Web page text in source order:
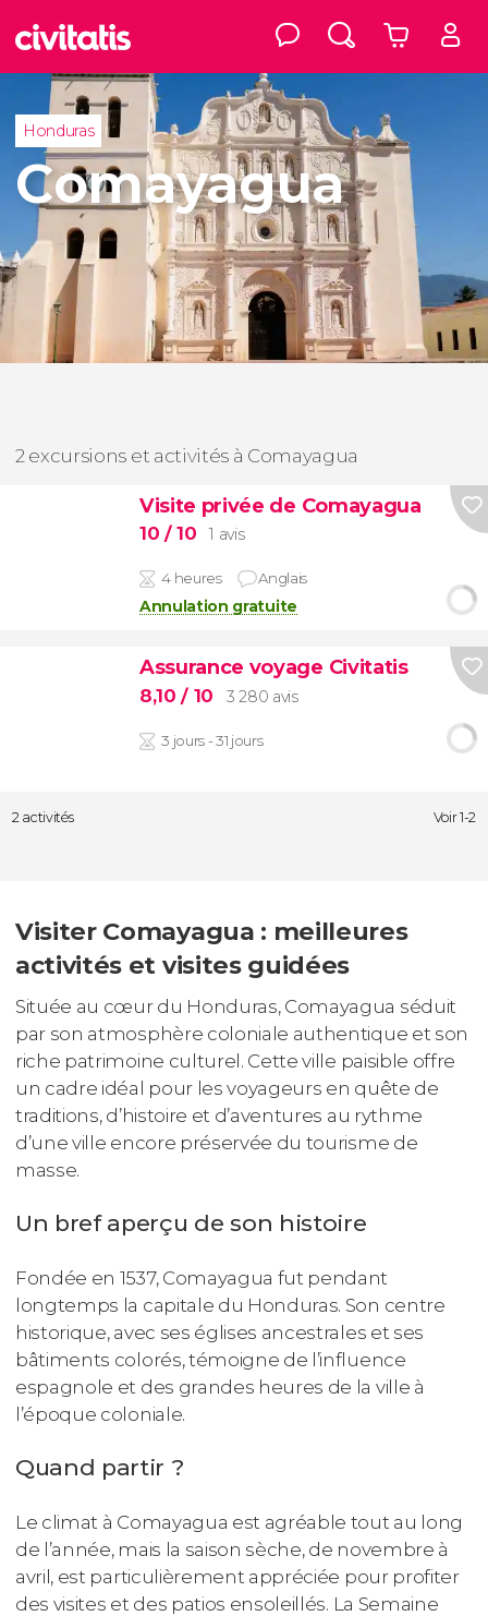
Honduras
Comayagua
2 excursions et activités à Comayagua
Visite privée de Comayagua
10 / 10 1 avis
4 heures Anglais
Annulation gratuite
Assurance voyage Civitatis
8,10/ 10 3 280 avis
3 jours - 31 jours
2 activités Voir 1-2
Visiter Comayagua : meilleures
activités et visites guidées
Située au cœur du Honduras, Comayagua séduit
par son atmosphère coloniale authentique et son
riche patrimoine culturel. Cette ville paisible offre
un cadre idéal pour les voyageurs en quête de
traditions, d’histoire et d’aventures au rythme
d’une ville encore préservée du tourisme de
masse.
Un bref aperçu de son histoire
Fondée en 1537, Comayagua fut pendant
longtemps la capitale du Honduras. Son centre
historique, avec ses églises ancestrales et ses
bâtiments colorés, témoigne de l’influence
espagnole et des grandes heures de la ville à
l’époque coloniale.
Quand partir ?
Le climat à Comayagua est agréable tout au long
de l’année, mais la saison sèche, de novembre à
avril, est particulièrement appréciée pour profiter
des visites et des patios ensoleillés. La Semaine